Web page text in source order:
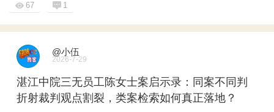
67 1
@小伍
2026-7-29
湛江中院三无员工陈女士案启示录：同案不同判
折射裁判观点割裂，类案检索如何真正落地？